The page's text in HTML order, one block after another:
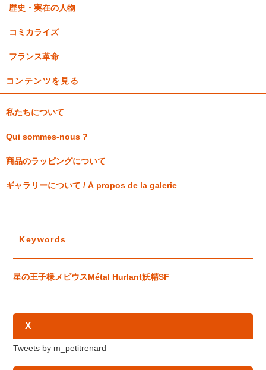
歴史・実在の人物
コミカライズ
フランス革命
コンテンツを見る
私たちについて
Qui sommes-nous ?
商品のラッピングについて
ギャラリーについて / À propos de la galerie
Keywords
星の王子様メビウスMétal Hurlant妖精SF
X
Tweets by m_petitrenard